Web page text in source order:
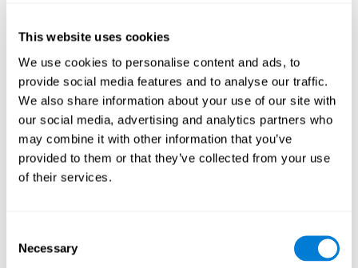
This website uses cookies
We use cookies to personalise content and ads, to
provide social media features and to analyse our traffic.
We also share information about your use of our site with
our social media, advertising and analytics partners who
may combine it with other information that you’ve
provided to them or that they’ve collected from your use
of their services.
Selection
Necessary
로 일반적인 결론을 도출하였습니다. 노화와 관련한 여러 가지 결핍 증상과
시냅스 가소성의 결핍의 출현으로, 두뇌는 신경인지 체계를 다시 정비하여 다
중 요소 가소성을 만들어냈습니다. 연구는 두뇌가 두 반구의 영역을 활성화하
여(젊은 사람의 경우) 대안적 신경 경로를 설정하였고, 문제를 해결할 방법에
이 기능을 사용한 것으로 결론지었습니다.
기능과 행동: 학습, 경험 그리고 환경
우리는 두뇌의 가소성이 생물학적, 화학적, 육체적 특징들을 변화시킬 수 있는
특성이 있음을 발견해냈습니다. 하지만 두뇌가 변하면서, 기능과 행동들은 병
렬적인 과정에서 수정됩니다. 최근 우리는 방대한 환경과 경험적 요인이 유전
적 혹은 시냅스 레벨의 두뇌 변화를 가져온다는 사실을 알고 있습니다. 새로
운 학습은 가소성의 핵심 개념이며 두뇌는 새로운 환경을 적절히 이용하여 새
병변이나 뇌졸중을 겪은 후, 손상된 부위를 지원하기 위한 기능이 활성화되며
새로운 학습이 필요하게 됩니다. 새로운 학습은 개인의 요구와 지식에 대한
갈증에 의해 발생합니다. 새로운 학습의 기회에 대한 상황의 다양성은 무언가